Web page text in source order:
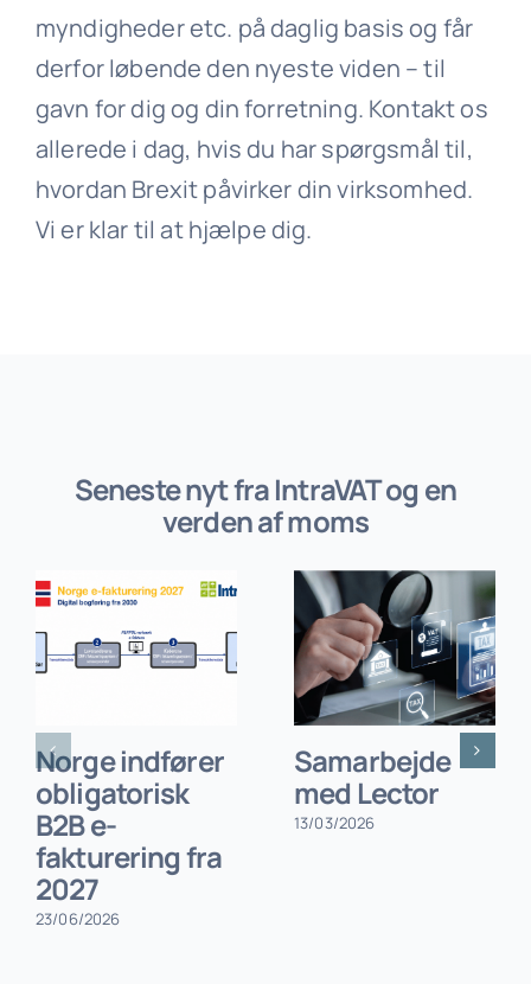
myndigheder etc. på daglig basis og får
derfor løbende den nyeste viden – til
gavn for dig og din forretning. Kontakt os
allerede i dag, hvis du har spørgsmål til,
hvordan Brexit påvirker din virksomhed.
Vi er klar til at hjælpe dig.
Seneste nyt fra IntraVAT og en
verden af moms
Norge indfører
obligatorisk
B2B e-
fakturering fra
2027
23/06/2026
Samarbejde
med Lector
13/03/2026